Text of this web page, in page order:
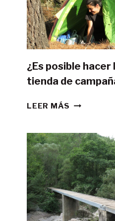
¿Es posible hacer
tienda de
LEER MÁS ¿ES
LA
GR11
CON
TIENDA
DE